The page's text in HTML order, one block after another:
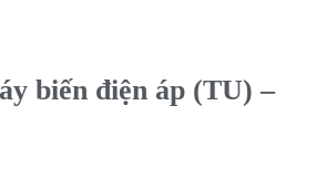
biến điện áp (TU) –